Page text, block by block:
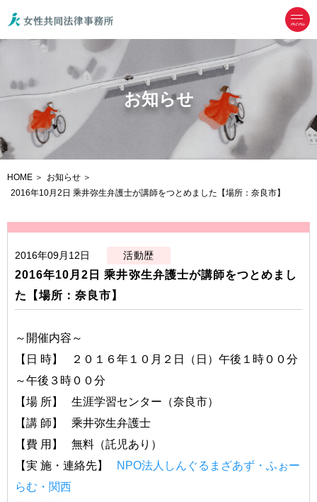
menu
お知らせ
HOME
お知らせ
2016年10月2日 乘井弥生弁護士が講師をつとめました【場所：奈良市】
2016年09月12日 活動歴
2016年10月2日 乘井弥生弁護士が講師をつとめまし
た【場所：奈良市】
～開催内容～
【日 時】 ２０１６年１０月２日（日）午後１時００分
～午後３時００分
【場 所】 生涯学習センター（奈良市）
【講 師】 乘井弥生弁護士
【費 用】 無料（託児あり）
【実 施・連絡先】
NPO法人しんぐるまざあず・ふぉー
らむ・関西